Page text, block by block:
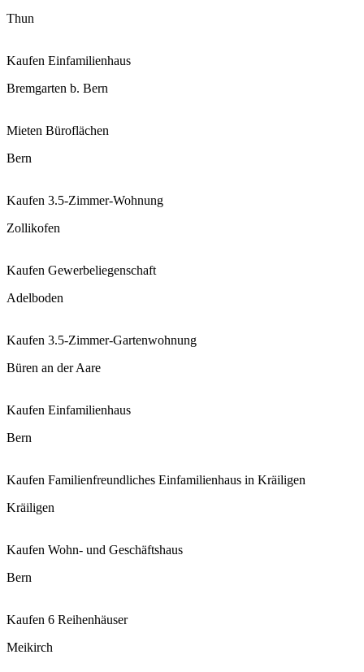
Thun
Kaufen Einfamilienhaus
Bremgarten b. Bern
Mieten Büroflächen
Bern
Kaufen 3.5-Zimmer-Wohnung
Zollikofen
Kaufen Gewerbeliegenschaft
Adelboden
Kaufen 3.5-Zimmer-Gartenwohnung
Büren an der Aare
Kaufen Einfamilienhaus
Bern
Kaufen Familienfreundliches Einfamilienhaus in Kräiligen
Kräiligen
Kaufen Wohn- und Geschäftshaus
Bern
Kaufen 6 Reihenhäuser
Meikirch